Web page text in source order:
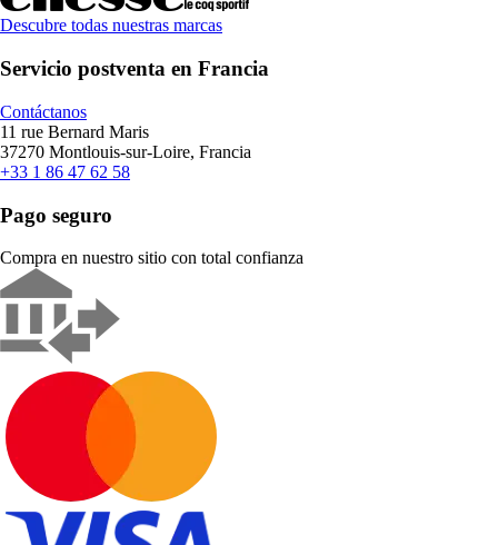
Descubre todas nuestras marcas
Servicio postventa en Francia
Contáctanos
11 rue Bernard Maris
37270 Montlouis-sur-Loire, Francia
+33 1 86 47 62 58
Pago seguro
Compra en nuestro sitio con total confianza